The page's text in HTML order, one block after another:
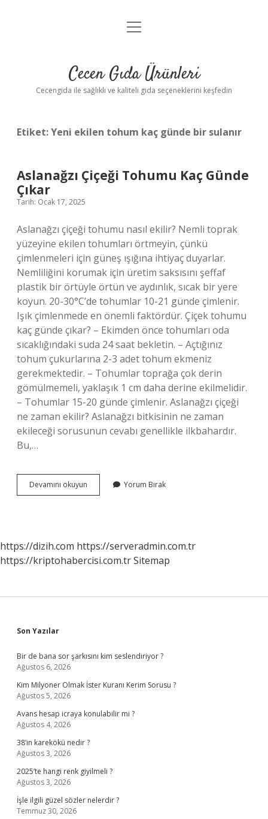
Anasayfa
Yasal Uyarı
menüyü
Cecen Gıda Ürünleri
Cecengida ile sağlıklı ve kaliteli gıda seçeneklerini keşfedin
Etiket:Yeni ekilen tohum kaç günde bir sulanır
Aslanağzı Çiçeği Tohumu Kaç Günde
Çıkar
Tarih: Ocak 17, 2025
Aslanağzı çiçeği tohumu nasıl ekilir? Nemli toprak
yüzeyine ekilen tohumları örtmeyin, çünkü
çimlenmeleri için güneş ışığına ihtiyaç duyarlar.
Nemliliğini korumak için üretim saksısını şeffaf
plastik bir örtüyle örtün ve aydınlık, sıcak bir yere
koyun. 20-30°C’de tohumlar 10-21 günde çimlenir.
Işık çimlenmede en önemli faktördür. Çiçek tohumu
kaç günde çıkar? – Ekimden önce tohumları oda
sıcaklığındaki suda 24 saat bekletin. – Açtığınız
tohum çukurlarına 2-3 adet tohum ekmeniz
gerekmektedir. – Tohumlar toprağa çok derin
gömülmemeli, yaklaşık 1 cm daha derine ekilmelidir.
– Tohumlar 15-20 günde çimlenir. Aslanağzı çiçeği
ne zaman ekilir? Aslanağzı bitkisinin ne zaman
ekileceği sorusunun cevabı genellikle ilkbahardır.
Bu,…
Devamını okuyun Aslanağzı
Çiçeği
Yorum Bırak
https://dizih.com https://serveradmin.com.tr
https://kriptohabercisi.com.trSitemap
Sidebar
Son Yazılar
Bir de bana sor şarkısını kim seslendiriyor ?
Ağustos 6, 2026
Kim Milyoner Olmak İster Kuranı Kerim Sorusu ?
Ağustos 5, 2026
Avans hesap icraya konulabilir mi ?
Ağustos 4, 2026
38’in karekökü nedir ?
Ağustos 3, 2026
2025’te hangi renk giyilmeli ?
Ağustos 3, 2026
İşle ilgili güzel sözler nelerdir ?
Temmuz 30, 2026